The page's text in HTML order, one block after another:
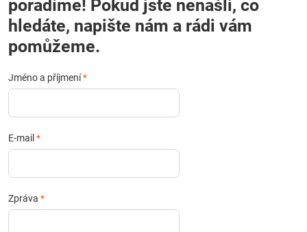
poradíme! Pokud jste nenašli, co
hledáte, napište nám a rádi vám
pomůžeme.
Jméno a příjmení*
E-mail *
Zpráva *